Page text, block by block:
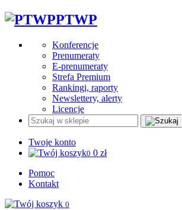
PTWP
Konferencje
Prenumeraty
E-prenumeraty
Strefa Premium
Rankingi, raporty
Newslettery, alerty
Licencje
Twoje konto
0 0 zł
Pomoc
Kontakt
0